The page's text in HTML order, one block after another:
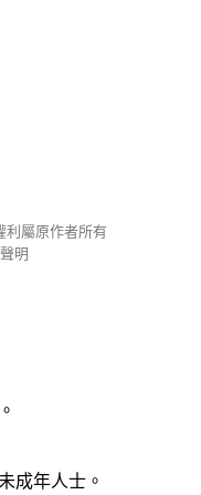
利屬原作者所有
明
成年人士。